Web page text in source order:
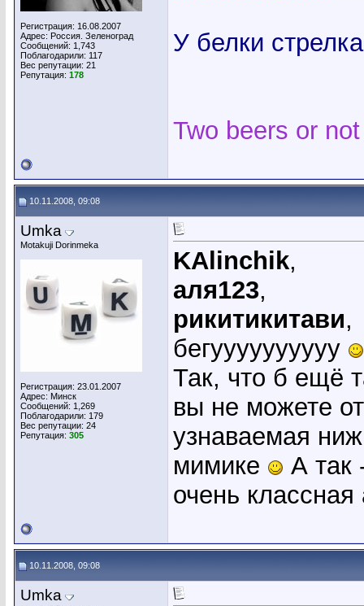
Регистрация: 16.08.2007
Адрес: Россия. Зеленоград
Сообщений: 1,743
Поблагодарили: 117
Вес репутации: 21
Репутация: 178
У белки
Two beers or
10.11.2008, 09:08
Umka
Motakuji Dorinmeka
Регистрация: 23.01.2007
Адрес: Минск
Сообщений: 1,269
Поблагодарили: 179
Вес репутации: 24
Репутация: 305
KAlinchik,
аля123,
рикитикитави,
бегуууууууууу
Так, что б ещё
вы не можете
узнаваемая
мимике
А так
очень
10.11.2008, 09:08
Umka